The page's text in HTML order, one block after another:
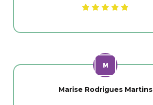
Marise Rodrigues Martins